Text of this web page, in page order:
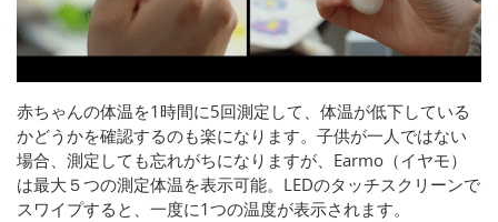
赤ちゃんの体温を1時間に5回測定して、体温が低下している
かどうかを確認するのも楽になります。子供が一人ではない
場合、測定しても忘れがちになりますが、Earmo（イヤモ）
は最大５つの測定体温を表示可能。LEDのタッチスクリーンで
スワイプすると、一度に1つの温度が表示されます。